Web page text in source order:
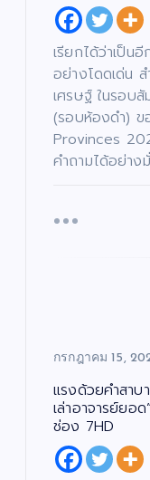
เรียกได้ว่าเป็น
อย่างโดดเด่น
เศรษฐ์ ในรอบ
(รอบห้องดำ) ข
Provinces
คำถามได้อย่าง
กรกฎาคม 15,
แรงด้วยคำสาบ
เล่าอาจารย์ยอ
ช่อง 7HD